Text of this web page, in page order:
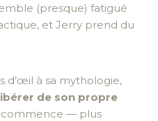
(presque) fatigué
et Jerry prend du
d’œil à sa mythologie,
de son propre
commence — plus